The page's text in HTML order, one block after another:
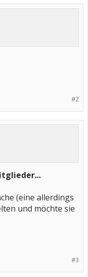
#2
(eine allerdings
und möchte sie
#3